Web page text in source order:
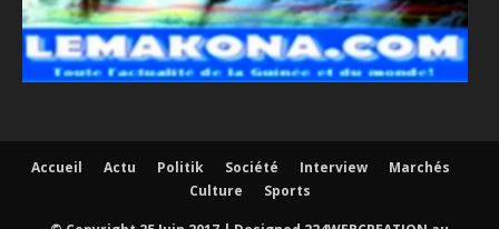
Accueil Actu Politik Société Interview
Marchés
Culture
Sports